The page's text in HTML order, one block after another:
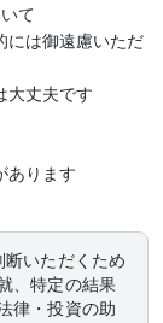
て
には御遠慮いただ
大丈夫です
あります
いただくため
、特定の結果
律・投資の助